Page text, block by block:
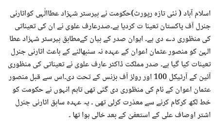
اسلام آباد ( نئی تازہ رپورٹ)حکومت نے بیرسٹر شہزاد عطاالٰہی کواٹارنی
جنرل آف پاکستان تعینا ت کردیا ہے۔صدرعارف علوی نے ان کی تعیناتی
کی منظوری دے دی ہے۔ ایوان صدر کے بیان کےمطابق بیرسٹر شہزاد عطا
الہیٰ کو منصور عثمان اعوان کے عہدہ نہ سنبھالنے کے باعث اٹارنی جنرل
تعینات کیا گیا ہے۔ صدر مملکت ڈاکٹر عارف علوی نے تعیناتی کی منظوری
آئین کے آرٹیکل 100 اور رولز آف بزنس کے تحت دی۔اس سے قبل منصور
عثمان اعوان کے نام کی منظوری دی گئی تھی تاہم انہوں نے حکومت کو
خط لکھ کرکام کرنے سے معذرت کرلی تھی ۔ یہ عہدہ سابق اٹارنی جنرل
اشتر اوصاف علی کے استعفیٰ کے بعد خالی ہوا تھا ۔